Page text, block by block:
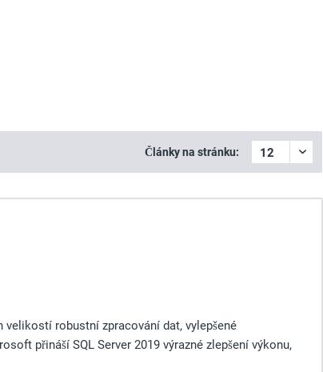
Články na stránku:
robustní zpracování dat, vylepšené
přináší SQL Server 2019 výrazné zlepšení výkonu,